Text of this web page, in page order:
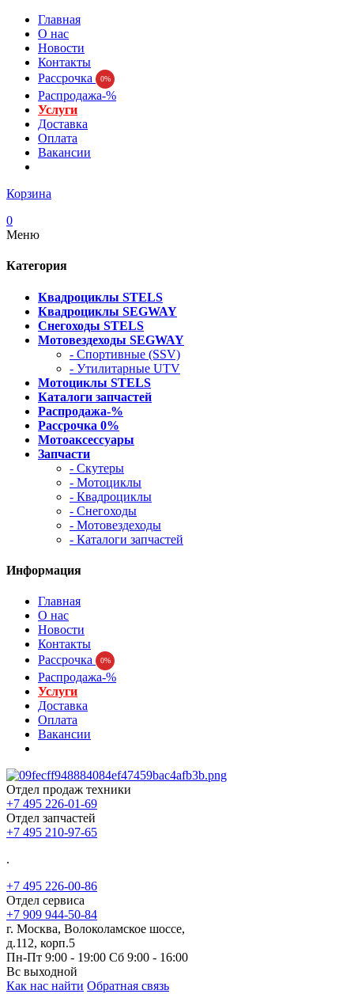
Главная
О нас
Новости
Контакты
Рассрочка
0%
Распродажа-%
Услуги
Доставка
Оплата
Вакансии
Корзина
0
Меню
Категория
Квадроциклы STELS
Квадроциклы SEGWAY
Снегоходы STELS
Мотовездеходы SEGWAY
- Спортивные (SSV)
- Утилитарные UTV
Мотоциклы STELS
Каталоги запчастей
Распродажа-%
Рассрочка 0%
Мотоаксессуары
Запчасти
- Скутеры
- Мотоциклы
- Квадроциклы
- Снегоходы
- Мотовездеходы
- Каталоги запчастей
Информация
Главная
О нас
Новости
Контакты
Рассрочка
0%
Распродажа-%
Услуги
Доставка
Оплата
Вакансии
Отдел продаж техники
+7 495 226-01-69
Отдел запчастей
+7 495 210-97-65
.
+7 495 226-00-86
Отдел сервиса
+7 909 944-50-84
г. Москва, Волоколамское шоссе,
д.112, корп.5
Пн-Пт 9:00 - 19:00 Сб 9:00 - 16:00
Вс выходной
Как нас найти Обратная связь